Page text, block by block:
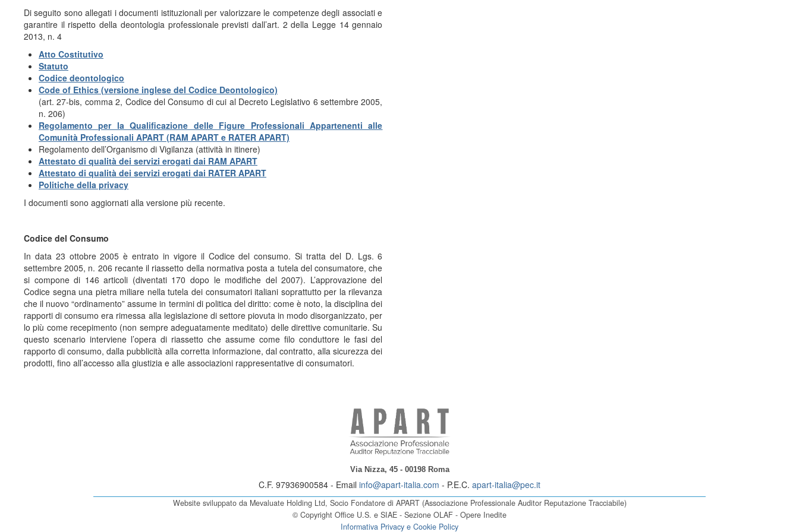
Di seguito sono allegati i documenti istituzionali per valorizzare le competenze degli associati e
garantire il rispetto della deontologia professionale previsti dall’art. 2 della Legge 14 gennaio
2013, n. 4
Atto Costitutivo
Statuto
Codice deontologico
Code of Ethics (versione inglese del Codice Deontologico)
(art. 27-bis, comma 2, Codice del Consumo di cui al Decreto Legislativo 6 settembre 2005,
n. 206)
Regolamento per la Qualificazione delle Figure Professionali Appartenenti alle
Comunità Professionali APART (RAM APART e RATER APART)
Regolamento dell’Organismo di Vigilanza (attività in itinere)
Attestato di qualità dei servizi erogati dai RAM APART
Attestato di qualità dei servizi erogati dai RATER APART
Politiche della privacy
I documenti sono aggiornati alla versione più recente.
Codice del Consumo
In data 23 ottobre 2005 è entrato in vigore il Codice del consumo. Si tratta del D. Lgs. 6
settembre 2005, n. 206 recante il riassetto della normativa posta a tutela del consumatore, che
si compone di 146 articoli (diventati 170 dopo le modifiche del 2007). L’approvazione del
Codice segna una pietra miliare nella tutela dei consumatori italiani soprattutto per la rilevanza
che il nuovo “ordinamento” assume in termini di politica del diritto: come è noto, la disciplina dei
rapporti di consumo era rimessa alla legislazione di settore piovuta in modo disorganizzato, per
lo più come recepimento (non sempre adeguatamente meditato) delle direttive comunitarie. Su
questo scenario interviene l’opera di riassetto che assume come filo conduttore le fasi del
rapporto di consumo, dalla pubblicità alla corretta informazione, dal contratto, alla sicurezza dei
prodotti, fino all’accesso alla giustizia e alle associazioni rappresentative di consumatori.
Via Nizza, 45 - 00198 Roma
C.F. 97936900584 - Email info@apart-italia.com - P.E.C. apart-italia@pec.it
Website sviluppato da Mevaluate Holding Ltd, Socio Fondatore di APART (Associazione Professionale Auditor Reputazione Tracciabile)
© Copyright Office U.S. e SIAE - Sezione OLAF - Opere Inedite
Informativa Privacy e Cookie Policy